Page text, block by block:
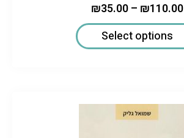
₪35.00 – ₪110.00
Select options